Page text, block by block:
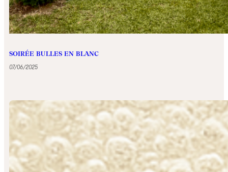
SOIRÉE BULLES EN BLANC
07/06/2025